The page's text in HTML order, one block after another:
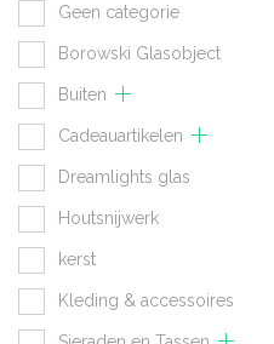
Geen categorie
Borowski Glasobject
Buiten
Cadeauartikelen
Dreamlights glas
Houtsnijwerk
kerst
Kleding & accessoires